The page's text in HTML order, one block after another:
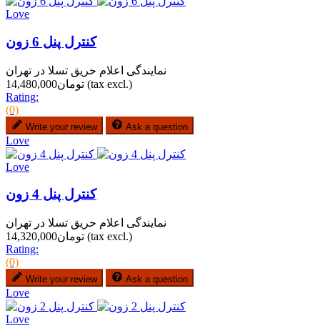
Love
کنترل پنل 6 زون
نمایندگی اعلام حریق تسلا در تهران
تومان14,480,000 (tax excl.)
Rating:
(0)
Write your review Ask a question
Love
Love
کنترل پنل 4 زون
نمایندگی اعلام حریق تسلا در تهران
تومان14,320,000 (tax excl.)
Rating:
(0)
Write your review Ask a question
Love
Love